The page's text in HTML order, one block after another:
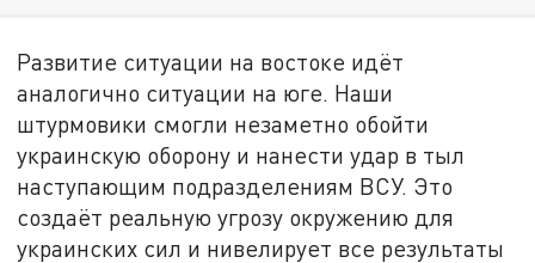
Развитие ситуации на востоке идёт
аналогично ситуации на юге. Наши
штурмовики смогли незаметно обойти
украинскую оборону и нанести удар в тыл
наступающим подразделениям ВСУ. Это
создаёт реальную угрозу окружению для
украинских сил и нивелирует все результаты